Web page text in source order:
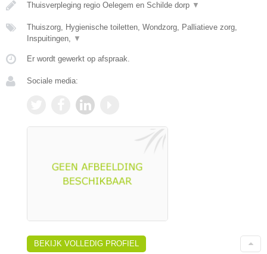
Thuisverpleging regio Oelegem en Schilde dorp ▼
Thuiszorg, Hygienische toiletten, Wondzorg, Palliatieve zorg,
Inspuitingen, ▼
Er wordt gewerkt op afspraak.
Sociale media:
BEKIJK VOLLEDIG PROFIEL